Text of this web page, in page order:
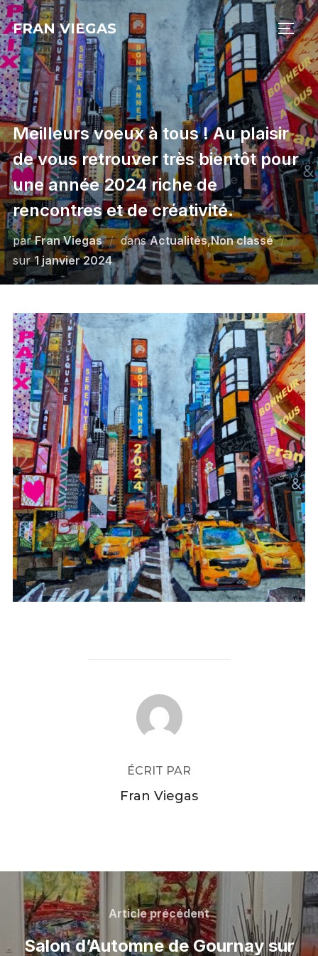
Aller
au
contenu
FRAN VIEGAS
Meilleurs voeux à tous ! Au plaisir
de vous retrouver très bientôt pour
une année 2024 riche de
rencontres et de créativité.
parFran Viegas dansActualités,Non classé
surPublié
le
1 janvier 2024
AUTEUR DE LA PUBLICATION
ÉCRIT PAR
Fran Viegas
Navigation
de
l’article
Article
précédent
Article précédent
Salon d’Automne de Gournay sur